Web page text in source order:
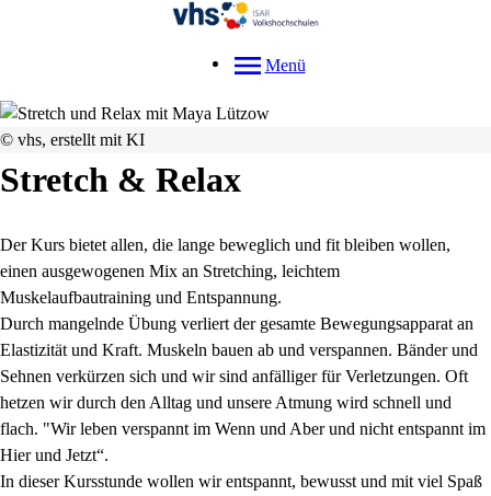
Menü
© vhs, erstellt mit KI
Stretch & Relax
Der Kurs bietet allen, die lange beweglich und fit bleiben wollen,
einen ausgewogenen Mix an Stretching, leichtem
Muskelaufbautraining und Entspannung.
Durch mangelnde Übung verliert der gesamte Bewegungsapparat an
Elastizität und Kraft. Muskeln bauen ab und verspannen. Bänder und
Sehnen verkürzen sich und wir sind anfälliger für Verletzungen. Oft
hetzen wir durch den Alltag und unsere Atmung wird schnell und
flach. "Wir leben verspannt im Wenn und Aber und nicht entspannt im
Hier und Jetzt“.
In dieser Kursstunde wollen wir entspannt, bewusst und mit viel Spaß